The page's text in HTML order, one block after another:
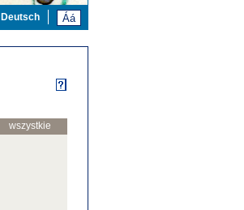
Deutsch
wszystkie